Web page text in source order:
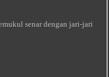
senar dengan jari-jari